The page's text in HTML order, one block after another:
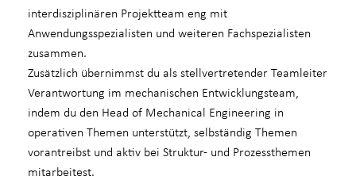
interdisziplinären Projektteam eng mit
Anwendungsspezialisten und weiteren Fachspezialisten
zusammen.
Zusätzlich übernimmst du als stellvertretender Teamleiter
Verantwortung im mechanischen Entwicklungsteam,
indem du den Head of Mechanical Engineering in
operativen Themen unterstützt, selbständig Themen
vorantreibst und aktiv bei Struktur- und Prozessthemen
mitarbeitest.